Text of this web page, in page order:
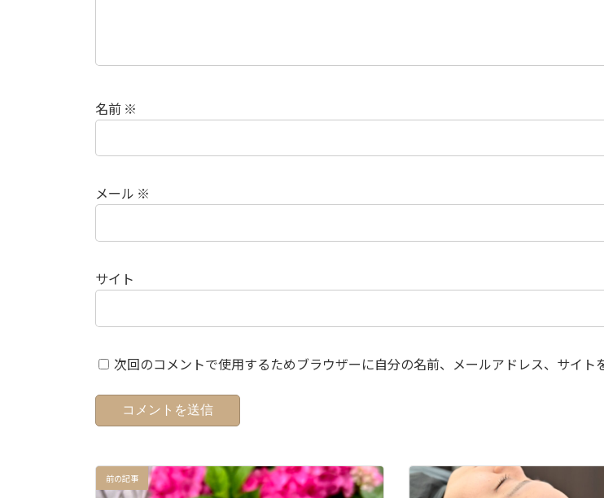
名前 ※
メール ※
サイト
次回のコメントで使用するためブラウザーに自分の名前、メールアドレス、サイト
前の記事